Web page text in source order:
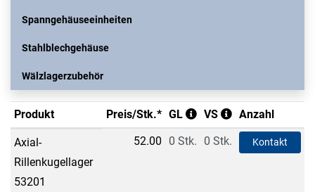
Spanngehäuseeinheiten
Stahlblechgehäuse
Wälzlagerzubehör
Produkt Preis/Stk.* GL VS Anzahl
Axial-
Rillenkugellager
53201
52.00 0 Stk. 0 Stk. Kontakt